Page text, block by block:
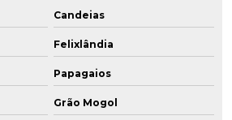
Candeias
Felixlândia
Papagaios
Grão Mogol